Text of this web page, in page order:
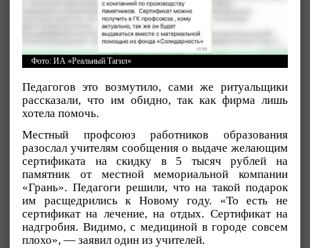
Фото: ИА «Реальный Тагил»
Педагогов это возмутило, сами же ритуальщики
рассказали, что им обидно, так как фирма лишь
хотела помочь.
Местный профсоюз работников образования
разослал учителям сообщения о выдаче желающим
сертификата на скидку в 5 тысяч рублей на
памятник от местной мемориальной компании
«Грань». Педагоги решили, что на такой подарок
им расщедрились к Новому году. «То есть не
сертификат на лечение, на отдых. Сертификат на
надгробия. Видимо, с медициной в городе совсем
плохо», — заявил один из учителей.